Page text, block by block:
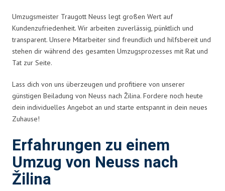
Umzugsmeister Traugott Neuss legt großen Wert auf
Kundenzufriedenheit. Wir arbeiten zuverlässig, pünktlich und
transparent. Unsere Mitarbeiter sind freundlich und hilfsbereit und
stehen dir während des gesamten Umzugsprozesses mit Rat und
Tat zur Seite.
Lass dich von uns überzeugen und profitiere von unserer
günstigen Beiladung von Neuss nach Žilina. Fordere noch heute
dein individuelles Angebot an und starte entspannt in dein neues
Zuhause!
Erfahrungen zu einem
Umzug von Neuss nach
Žilina